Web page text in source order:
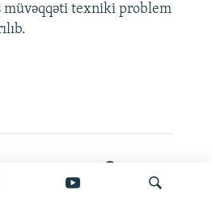
müvəqqəti texniki problem